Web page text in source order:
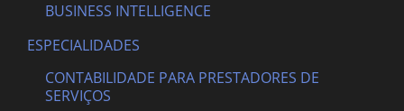
BUSINESS INTELLIGENCE
ESPECIALIDADES
CONTABILIDADE PARA PRESTADORES DE
SERVIÇOS